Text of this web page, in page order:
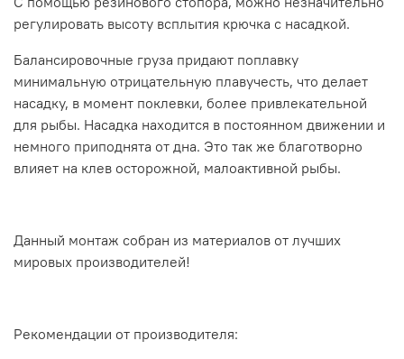
регулировать высоту всплытия крючка с насадкой.
Балансировочные груза придают поплавку
минимальную отрицательную плавучесть, что делает
насадку, в момент поклевки, более привлекательной
для рыбы. Насадка находится в постоянном движении и
немного приподнята от дна. Это так же благотворно
влияет на клев осторожной, малоактивной рыбы.
Данный монтаж собран из материалов от лучших
мировых производителей!
Рекомендации от производителя: